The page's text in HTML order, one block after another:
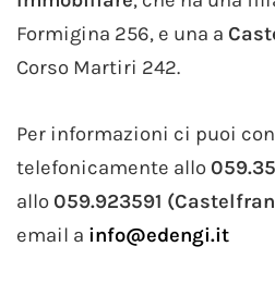
Formigina 256, e una a
Corso Martiri 242.
Per informazioni ci puoi
telefonicamente allo
allo 059.923591
email a info@edengi.it